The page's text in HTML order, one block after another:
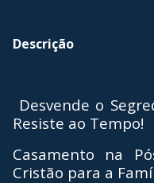
Descrição
Desvende o
Resiste ao Tempo!
Casamento na
Cristão para a